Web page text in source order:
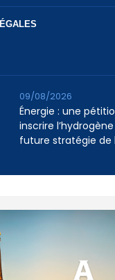
Énergie : une
inscrire
future stratégie de
09/08/2026